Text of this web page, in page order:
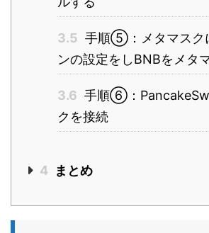
3.5 手順⑤：メタマスク
ンの設定をしBNBをメタ
3.6 手順⑥：
クを接続
4 まとめ